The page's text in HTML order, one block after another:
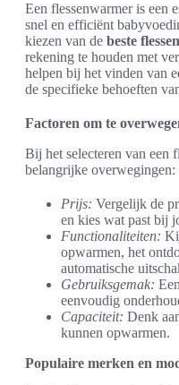
Een flessenwarmer is een
snel en efficiënt
kiezen van de beste
rekening te houden met
helpen bij het vinden van
de specifieke behoeften
Factoren om te
Bij het selecteren van een
belangrijke overwegingen:
Prijs: Vergelijk de
en kies wat past bij
Functionaliteiten:
opwarmen, het
automatische
Gebruiksgemak:
eenvoudig
Capaciteit: Denk
kunnen opwarmen.
Populaire merken en